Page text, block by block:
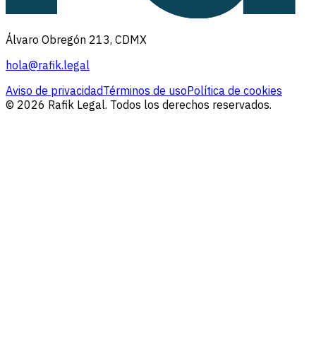
Álvaro Obregón 213, CDMX
hola@rafik.legal
Aviso de privacidadTérminos de usoPolítica de cookies
© 2026 Rafik Legal. Todos los derechos reservados.